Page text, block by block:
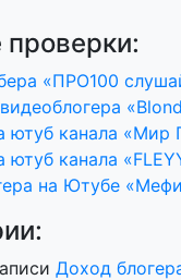
«ПРО100
ютуб канала «Мир
ютуб канала
на Ютубе
Доход